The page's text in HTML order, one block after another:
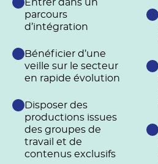
Entrer dans un
parcours
d’intégration
Bénéficier d’une
veille sur le secteur
en rapide évolution
Disposer des
productions issues
des groupes de
travail et de
contenus exclusifs